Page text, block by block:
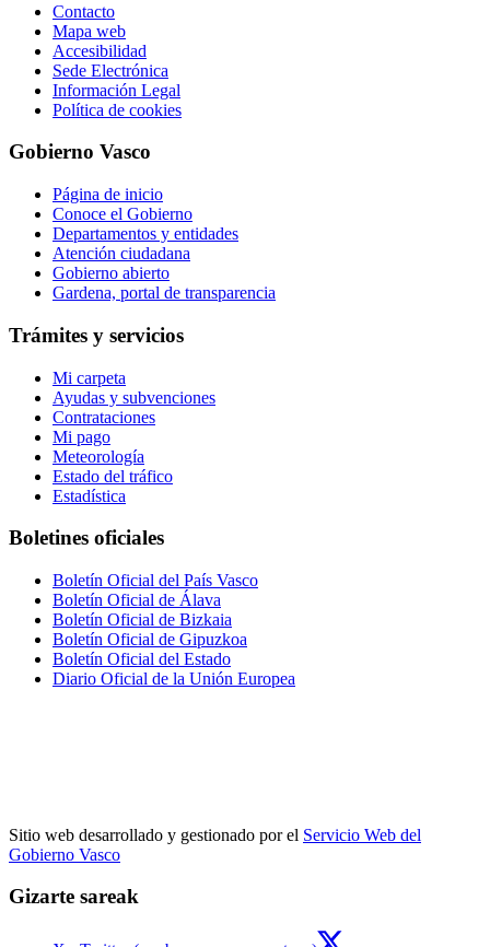
Contacto
Mapa web
Accesibilidad
Sede Electrónica
Información Legal
Política de cookies
Gobierno Vasco
Página de inicio
Conoce el Gobierno
Departamentos y entidades
Atención ciudadana
Gobierno abierto
Gardena, portal de transparencia
Trámites y servicios
Mi carpeta
Ayudas y subvenciones
Contrataciones
Mi pago
Meteorología
Estado del tráfico
Estadística
Boletines oficiales
Boletín Oficial del País Vasco
Boletín Oficial de Álava
Boletín Oficial de Bizkaia
Boletín Oficial de Gipuzkoa
Boletín Oficial del Estado
Diario Oficial de la Unión Europea
Sitio web desarrollado y gestionado por el Servicio Web del
Gobierno Vasco
Gizarte sareak